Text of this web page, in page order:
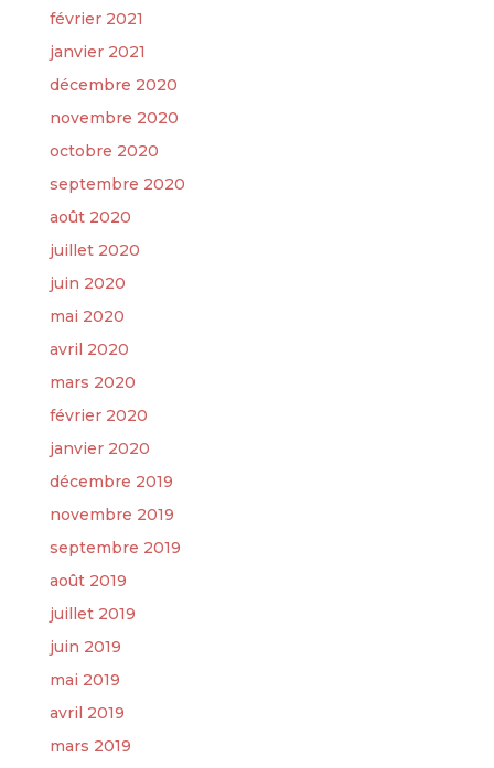
février 2021
janvier 2021
décembre 2020
novembre 2020
octobre 2020
septembre 2020
août 2020
juillet 2020
juin 2020
mai 2020
avril 2020
mars 2020
février 2020
janvier 2020
décembre 2019
novembre 2019
septembre 2019
août 2019
juillet 2019
juin 2019
mai 2019
avril 2019
mars 2019